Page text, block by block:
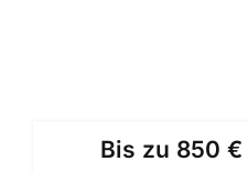
Bis zu 850 €